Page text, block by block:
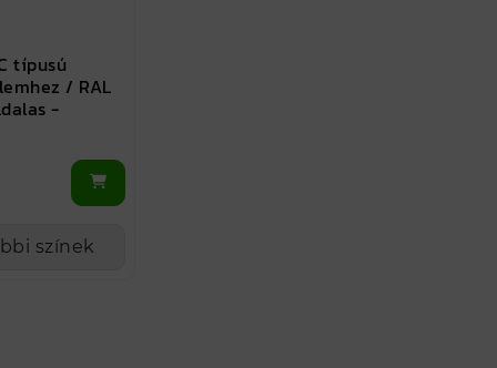
típusú
/ RAL
-
színek